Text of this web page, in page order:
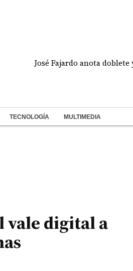
José Fajardo anota doblete y da
TECNOLOGÍA MULTIMEDIA
vale digital a